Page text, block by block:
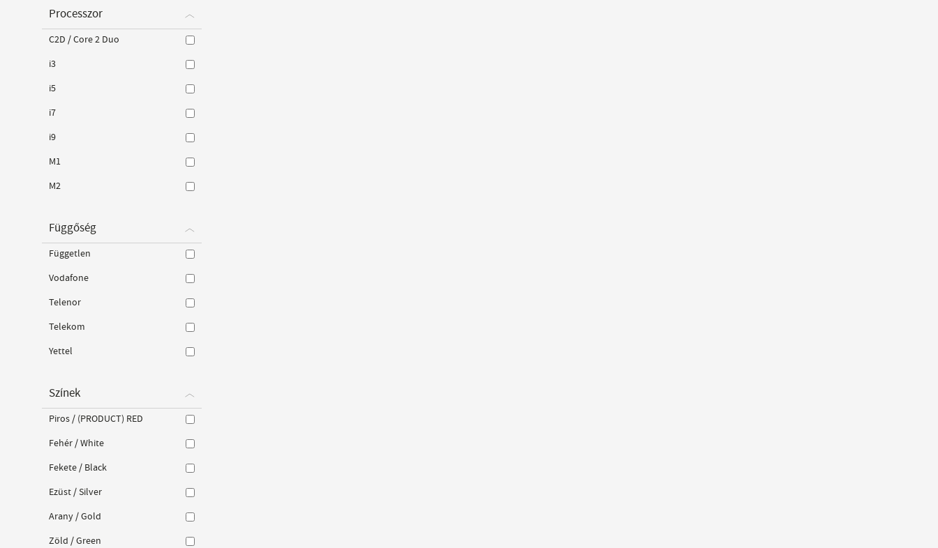
Processzor
C2D / Core 2 Duo
i3
i5
i7
i9
M1
M2
Függőség
Független
Vodafone
Telenor
Telekom
Yettel
Színek
Piros / (PRODUCT) RED
Fehér / White
Fekete / Black
Ezüst / Silver
Arany / Gold
Zöld / Green